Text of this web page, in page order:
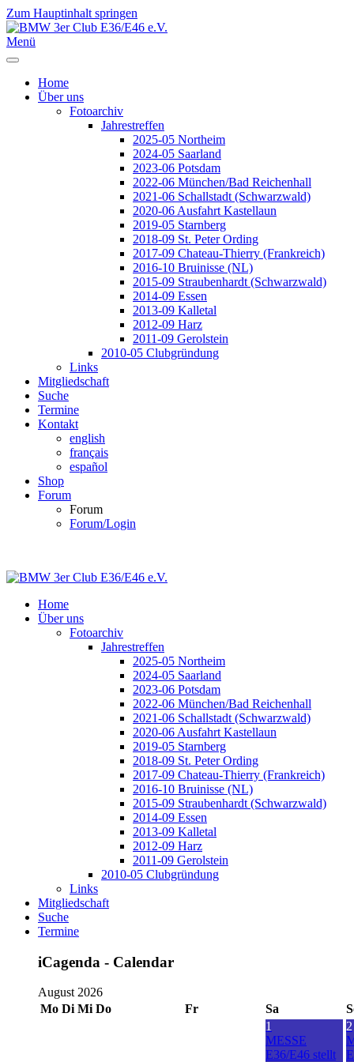
Zum Hauptinhalt springen
Menü
Home
Über uns
Fotoarchiv
Jahrestreffen
2025-05 Northeim
2024-05 Saarland
2023-06 Potsdam
2022-06 München/Bad Reichenhall
2021-06 Schallstadt (Schwarzwald)
2020-06 Ausfahrt Kastellaun
2019-05 Starnberg
2018-09 St. Peter Ording
2017-09 Chateau-Thierry (Frankreich)
2016-10 Bruinisse (NL)
2015-09 Straubenhardt (Schwarzwald)
2014-09 Essen
2013-09 Kalletal
2012-09 Harz
2011-09 Gerolstein
2010-05 Clubgründung
Links
Mitgliedschaft
Suche
Termine
Kontakt
english
français
español
Shop
Forum
Forum
Forum/Login
Home
Über uns
Fotoarchiv
Jahrestreffen
2025-05 Northeim
2024-05 Saarland
2023-06 Potsdam
2022-06 München/Bad Reichenhall
2021-06 Schallstadt (Schwarzwald)
2020-06 Ausfahrt Kastellaun
2019-05 Starnberg
2018-09 St. Peter Ording
2017-09 Chateau-Thierry (Frankreich)
2016-10 Bruinisse (NL)
2015-09 Straubenhardt (Schwarzwald)
2014-09 Essen
2013-09 Kalletal
2012-09 Harz
2011-09 Gerolstein
2010-05 Clubgründung
Links
Mitgliedschaft
Suche
Termine
iCagenda - Calendar
Jahr
Monat
Jahr
Monat
August 2026
Mo Di Mi Do Fr Sa
1
MESSE
E36/E46 stellt
2